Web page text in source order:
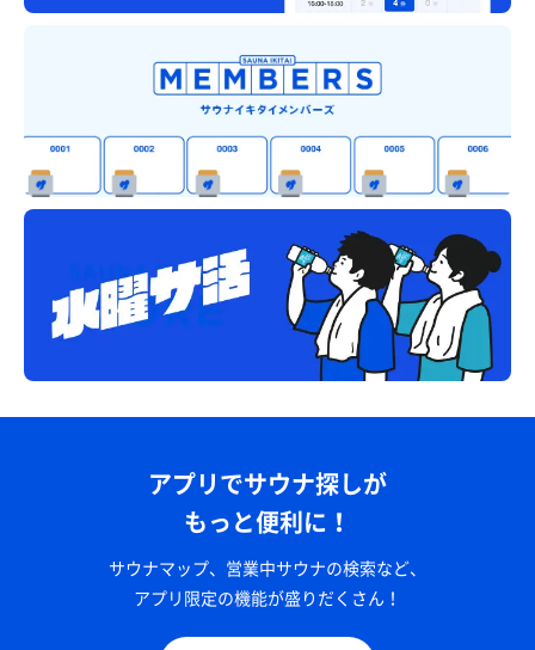
アプリでサウナ探しが
もっと便利に！
サウナマップ、営業中サウナの検索など、
アプリ限定の機能が盛りだくさん！